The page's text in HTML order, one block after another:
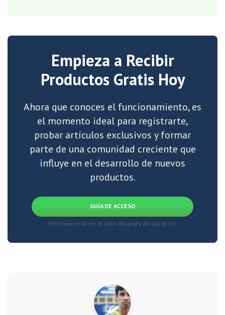
Empieza a Recibir
Productos Gratis Hoy
Ahora que conoces el funcionamiento, es
el momento ideal para registrarte,
probar artículos exclusivos y formar
parte de una comunidad creciente que
influye en el desarrollo de nuevos
productos.
GUÍA DE ACCESO
Permanecerás en el sitio después de hacer clic